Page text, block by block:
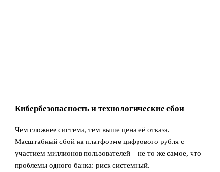
Кибербезопасность и технологические сбои
Чем сложнее система, тем выше цена её отказа.
Масштабный сбой на платформе цифрового рубля с
участием миллионов пользователей – не то же самое, что
проблемы одного банка: риск системный.